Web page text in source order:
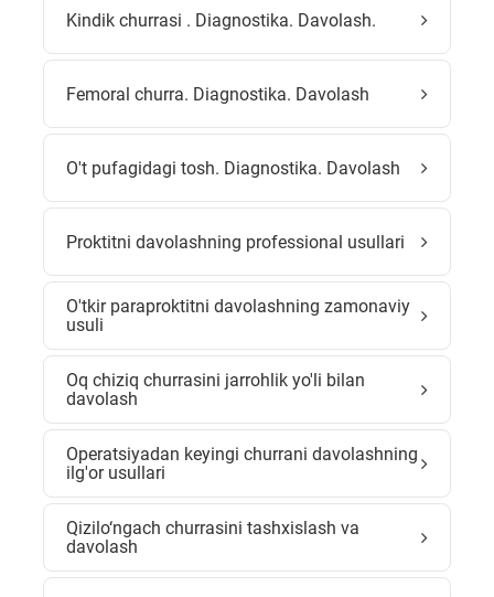
Kindik churrasi . Diagnostika. Davolash.
Femoral churra. Diagnostika. Davolash
O't pufagidagi tosh. Diagnostika. Davolash
Proktitni davolashning professional usullari
O'tkir paraproktitni davolashning zamonaviy
usuli
Oq chiziq churrasini jarrohlik yo'li bilan
davolash
Operatsiyadan keyingi churrani davolashning
ilg'or usullari
Qizilo‘ngach churrasini tashxislash va
davolash